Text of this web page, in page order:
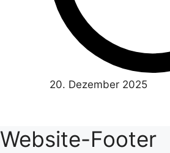
20. Dezember 2025
Website-Footer